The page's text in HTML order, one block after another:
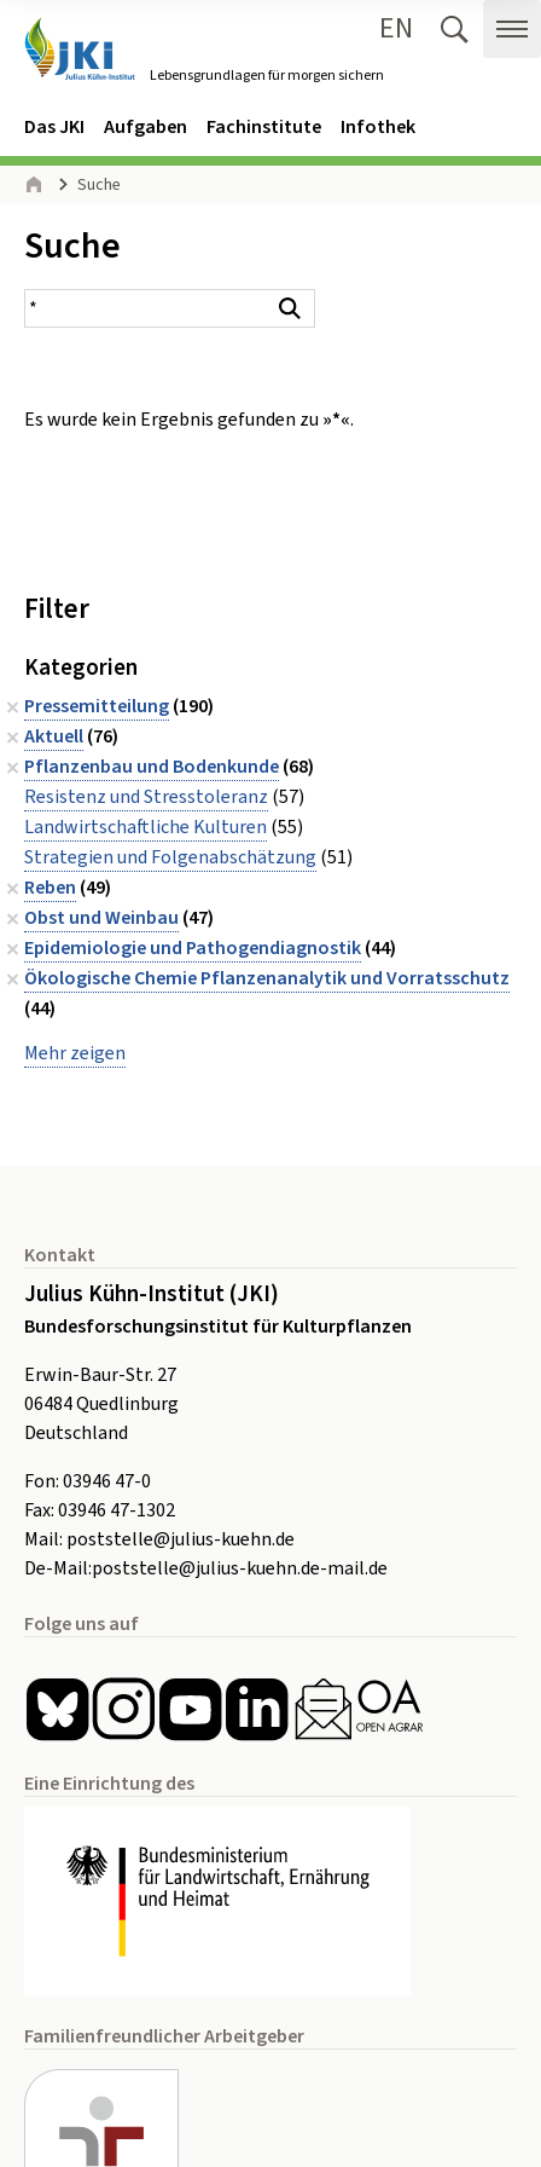
Lebensgrundlagen für morgen sichern
EN
Navigation
Hauptmenü
Das JKI Aufgaben Fachinstitute Infothek
Seitenpfad
Suche
Inhalt:
Suche
Suchergebnis
Es wurde kein Ergebnis gefunden zu »*«.
Filter
Kategorien
Pressemitteilung(190)
Aktuell(76)
Pflanzenbau und Bodenkunde(68)
Resistenz und Stresstoleranz (57)
Landwirtschaftliche Kulturen (55)
Strategien und Folgenabschätzung (51)
Reben (49)
Obst und Weinbau (47)
Epidemiologie und Pathogendiagnostik(44)
Ökologische Chemie Pflanzenanalytik und Vorratsschutz
(44)
Mehr zeigen
Kontakt
Julius Kühn-Institut (JKI)
Bundesforschungsinstitut für Kulturpflanzen
Erwin-Baur-Str. 27
06484Quedlinburg
Deutschland
Fon:03946 47-0
Fax:03946 47-1302
Mail: poststelle@julius-kuehn.de
De-Mail:poststelle@julius-kuehn.de-mail.de
Folge uns auf
Eine Einrichtung des
Familienfreundlicher Arbeitgeber